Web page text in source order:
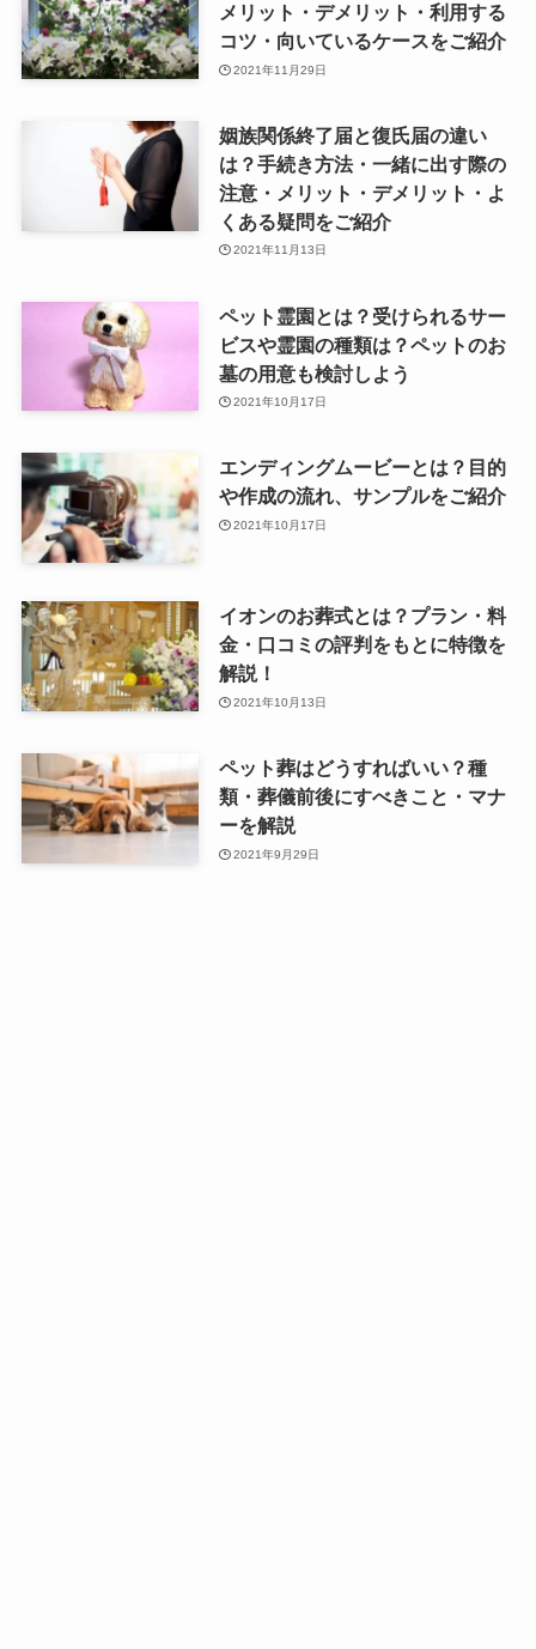
メリット・デメリット・利用する
コツ・向いているケースをご紹介
2021年11月29日
姻族関係終了届と復氏届の違い
は？手続き方法・一緒に出す際の
注意・メリット・デメリット・よ
くある疑問をご紹介
2021年11月13日
ペット霊園とは？受けられるサー
ビスや霊園の種類は？ペットのお
墓の用意も検討しよう
2021年10月17日
エンディングムービーとは？目的
や作成の流れ、サンプルをご紹介
2021年10月17日
イオンのお葬式とは？プラン・料
金・口コミの評判をもとに特徴を
解説！
2021年10月13日
ペット葬はどうすればいい？種
類・葬儀前後にすべきこと・マナ
ーを解説
2021年9月29日